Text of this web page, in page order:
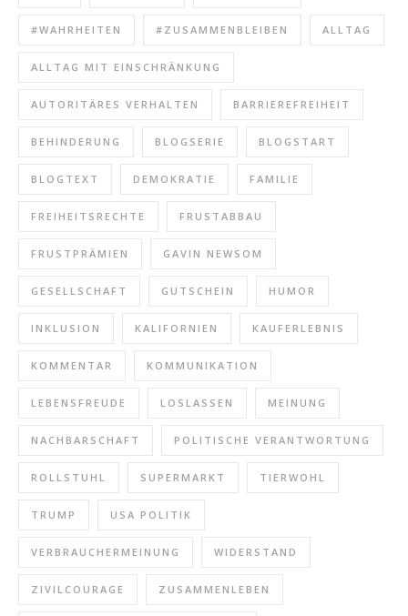
#WAHRHEITEN #ZUSAMMENBLEIBEN ALLTAG
ALLTAG MIT EINSCHRÄNKUNG
AUTORITÄRES VERHALTEN BARRIEREFREIHEIT
BEHINDERUNG BLOGSERIE BLOGSTART
BLOGTEXT DEMOKRATIE FAMILIE
FREIHEITSRECHTE FRUSTABBAU
FRUSTPRÄMIEN GAVIN NEWSOM
GESELLSCHAFT GUTSCHEIN HUMOR
INKLUSION KALIFORNIEN KAUFERLEBNIS
KOMMENTAR KOMMUNIKATION
LEBENSFREUDE LOSLASSEN MEINUNG
NACHBARSCHAFT POLITISCHE VERANTWORTUNG
ROLLSTUHL SUPERMARKT TIERWOHL
TRUMP USA POLITIK
VERBRAUCHERMEINUNG WIDERSTAND
ZIVILCOURAGE ZUSAMMENLEBEN